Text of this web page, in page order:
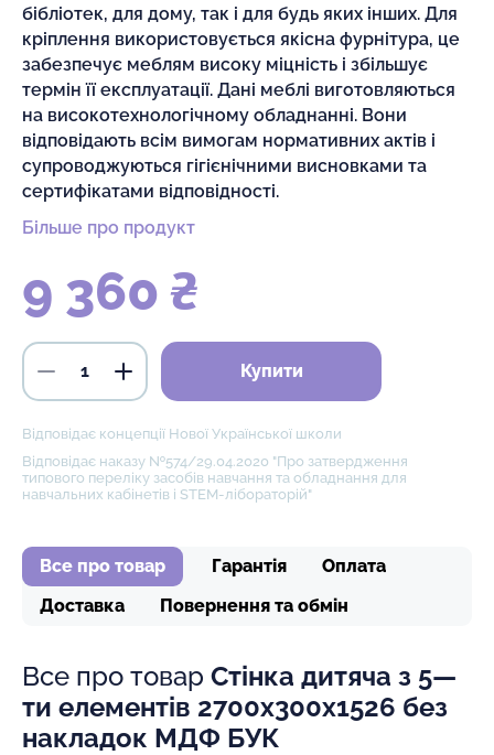
бібліотек, для дому, так і для будь яких інших. Для
кріплення використовується якісна фурнітура, це
забезпечує меблям високу міцність і збільшує
термін її експлуатації. Дані меблі виготовляються
на високотехнологічному обладнанні. Вони
відповідають всім вимогам нормативних актів і
супроводжуються гігієнічними висновками та
сертифікатами відповідності.
Більше про продукт
9 360 ₴
Купити
Відповідає концепції Нової Української школи
Відповідає наказу №574/29.04.2020 "Про затвердження
типового переліку засобів навчання та обладнання для
навчальних кабінетів і STEM-лібораторій"
Все про товар Гарантія
Оплата
Доставка
Повернення та обмін
Все про товар Стінка дитяча з 5—
ти елементів 2700х300х1526 без
накладок МДФ БУК